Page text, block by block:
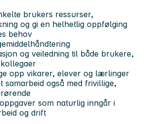
brukers ressurser,
og gi en helhetlig oppfølging
behov
og veiledning til både brukere,
opp vikarer, elever og lærlinger
samarbeid også med frivillige,
som naturlig inngår i
og drift